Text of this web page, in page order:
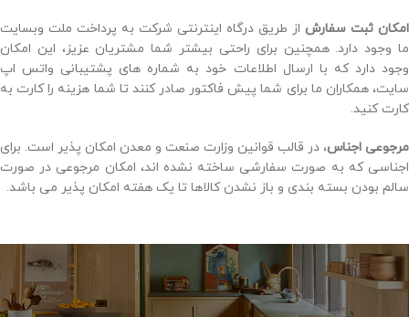
امکان ثبت سفارش از طریق درگاه اینترنتی شرکت به پرداخت ملت وبسایت
ما وجود دارد. همچنین برای راحتی بیشتر شما مشتریان عزیز، این امکان
وجود دارد که با ارسال اطلاعات خود به شماره های پشتیبانی واتس اپ
سایت، همکاران ما برای شما پیش فاکتور صادر کنند تا شما هزینه را کارت به
کارت کنید.
مرجوعی اجناس، در قالب قوانین وزارت صنعت و معدن امکان پذیر است. برای
اجناسی که به صورت سفارشی ساخته نشده اند، امکان مرجوعی در صورت
سالم بودن بسته بندی و باز نشدن کالاها تا یک هفته امکان پذیر می باشد.